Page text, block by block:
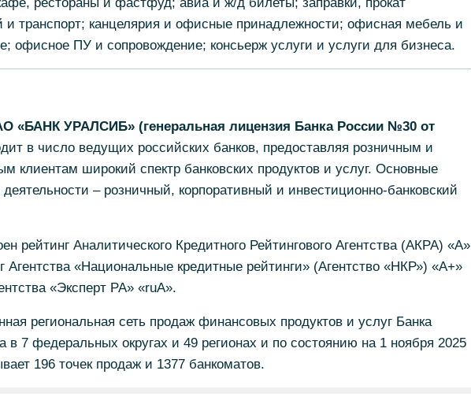
и транспорт; канцелярия и офисные принадлежности; офисная мебель и
офисное ПУ и сопровождение; консьерж услуги и услуги для бизнеса.
«БАНК УРАЛСИБ» (генеральная лицензия Банка России №30 от
в число ведущих российских банков, предоставляя розничным и
клиентам широкий спектр банковских продуктов и услуг. Основные
деятельности – розничный, корпоративный и инвестиционно-банковский
рейтинг Аналитического Кредитного Рейтингового Агентства (АКРА) «А»
Агентства «Национальные кредитные рейтинги» (Агентство «НКР») «А+»
«Эксперт РА» «ruА».
региональная сеть продаж финансовых продуктов и услуг Банка
в 7 федеральных округах и 49 регионах и по состоянию на 1 ноября 2025
196 точек продаж и 1377 банкоматов.